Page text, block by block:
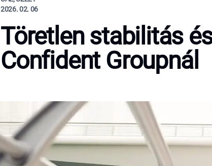
2026. 02. 06
Töretlen stabilitás
Confident Groupnál